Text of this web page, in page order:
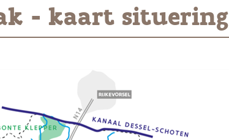
- kaart situering